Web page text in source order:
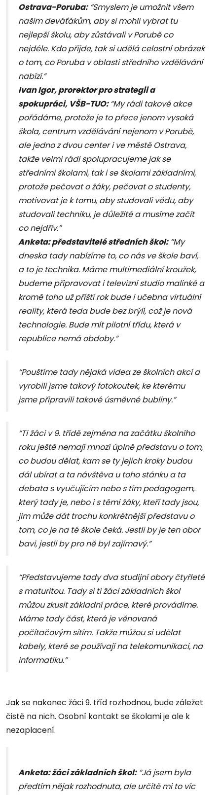
Ostrava-Poruba:“Smyslem je umožnit všem
našim deváťákům, aby si mohli vybrat tu
nejlepší školu, aby zůstávali v Porubě co
nejdéle. Kdo přijde, tak si udělá celostní obrázek
o tom, co Poruba v oblasti středního vzdělávání
nabízí.”
Ivan Igor, prorektor pro strategii a
spokupráci, VŠB-TUO:“My rádi takové akce
pořádáme, protože je to přece jenom vysoká
škola, centrum vzdělávání nejenom v Porubě,
ale jedno z dvou center i ve městě Ostrava,
takže velmi rádi spolupracujeme jak se
středními školami, tak i se školami základními,
protože pečovat o žáky, pečovat o studenty,
motivovat je k tomu, aby studovali vědu, aby
studovali techniku, je důležité a musíme začít
co nejdřív.”
Anketa: představitelé středních škol:“My
dneska tady nabízíme to, co nás ve škole baví,
a to je technika. Máme multimediální kroužek,
budeme připravovat i televizní studio malinké a
kromě toho už příští rok bude i učebna virtuální
reality, která teda bude bez brýlí, což je nová
technologie. Bude mít pilotní třídu, která v
republice nemá obdoby.”
“Pouštíme tady nějaká videa ze školních akcí a
vyrobili jsme takový fotokoutek, ke kterému
jsme připravili takové úsměvné bubliny.”
“Ti žáci v 9. třídě zejména na začátku školního
roku ještě nemají mnozí úplně představu o tom,
co budou dělat, kam se ty jejich kroky budou
dál ubírat a ta návštěva u toho stánku a ta
debata s vyučujícím nebo s tím pedagogem,
který tady je, nebo i s těmi žáky, kteří tady jsou,
jim může dát trochu konkrétnější představu o
tom, co je na té škole čeká. Jestli by je ten obor
bavi, jestli by pro ně byl zajímavý.”
“Představujeme tady dva studijní obory čtyřleté
s maturitou. Tady si ti žáci základních škol
můžou zkusit základní práce, které provádíme.
Máme tady část, která je věnovaná
počítačovým sítím. Takže můžou si udělat
kabely, které se používají na telekomunikaci, na
informatiku.”
Jak se nakonec žáci 9. tříd rozhodnou, bude záležet
čistě na nich. Osobní kontakt se školami je ale k
nezaplacení.
Anketa: žáci základních škol:“Já jsem byla
předtím nějak rozhodnuta, ale určitě mi to víc